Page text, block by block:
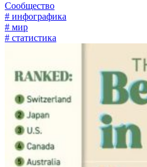
Сообщество
# инфографика
# мир
# статистика